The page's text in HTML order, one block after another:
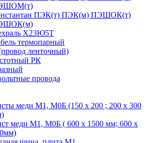
ПЭК(т) ПЭК(м) ПЭШОК(т)
Х23Ю5Т
термопарный
ленточный)
РК
провода
меди М1, М0Б (150 х 200 ; 200 х 300
меди М1, М0Б ( 600 х 1500 мм; 600 х